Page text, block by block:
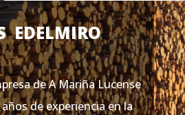
EDELMIRO
de A Mariña Lucense
de experiencia en la